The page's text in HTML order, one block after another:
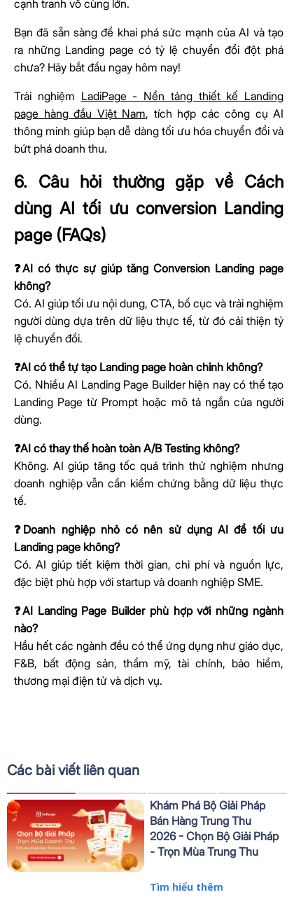
cạnh tranh vô cùng lớn.
Bạn đã sẵn sàng để khai phá sức mạnh của AI và tạo
ra những Landing page có tỷ lệ chuyển đổi đột phá
chưa? Hãy bắt đầu ngay hôm nay!
Trải nghiệm LadiPage - Nền tảng thiết kế Landing
page hàng đầu Việt Nam, tích hợp các công cụ AI
thông minh giúp bạn dễ dàng tối ưu hóa chuyển đổi và
bứt phá doanh thu.
6. Câu hỏi thường gặp về Cách
dùng AI tối ưu conversion Landing
page (FAQs)
❓AI có thực sự giúp tăng Conversion Landing page
không?
Có. AI giúp tối ưu nội dung, CTA, bố cục và trải nghiệm
người dùng dựa trên dữ liệu thực tế, từ đó cải thiện tỷ
lệ chuyển đổi.
❓AI có thể tự tạo Landing page hoàn chỉnh không?
Có. Nhiều AI Landing Page Builder hiện nay có thể tạo
Landing Page từ Prompt hoặc mô tả ngắn của người
dùng.
❓AI có thay thế hoàn toàn A/B Testing không?
Không. AI giúp tăng tốc quá trình thử nghiệm nhưng
doanh nghiệp vẫn cần kiểm chứng bằng dữ liệu thực
tế.
❓Doanh nghiệp nhỏ có nên sử dụng AI để tối ưu
Landing page không?
Có. AI giúp tiết kiệm thời gian, chi phí và nguồn lực,
đặc biệt phù hợp với startup và doanh nghiệp SME.
❓AI Landing Page Builder phù hợp với những ngành
nào?
Hầu hết các ngành đều có thể ứng dụng như giáo dục,
F&B, bất động sản, thẩm mỹ, tài chính, bảo hiểm,
thương mại điện tử và dịch vụ.
Các bài viết liên quan
Khám Phá Bộ Giải Pháp
Bán Hàng Trung Thu
2026 - Chọn Bộ Giải Pháp
- Trọn Mùa Trung Thu
Tìm hiểu thêm